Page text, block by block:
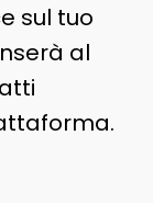
sul tuo
al